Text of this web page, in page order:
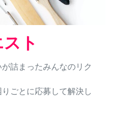
ト
詰まったみんなのリク
ごとに応募して解決し